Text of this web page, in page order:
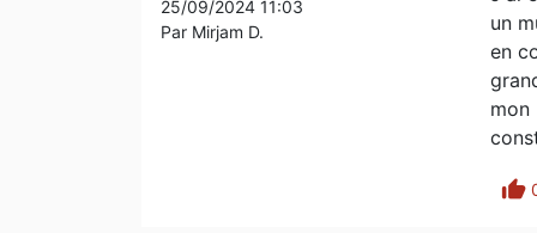
25/09/2024 11:03
Par Mirjam D.
un
en
mon
thumb_up